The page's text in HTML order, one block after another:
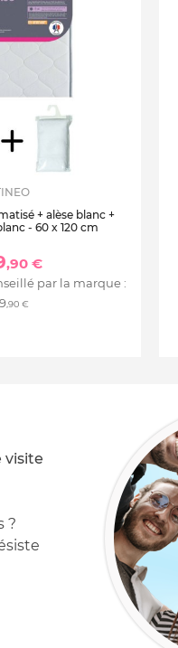
+ alèse blanc +
- 60 x 120 cm
,90 €
par la marque :
,90 €
visite
?